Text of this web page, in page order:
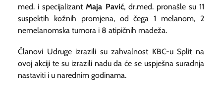
med. i specijalizantMaja Pavić, dr.med. pronašle su 11
suspektih kožnih promjena, od čega 1 melanom, 2
nemelanomska tumora i 8 atipičnih madeža.
Članovi Udruge izrazili su zahvalnost KBC-u Split na
ovoj akciji te su izrazili nadu da će se uspješna suradnja
nastaviti i u narednim godinama.